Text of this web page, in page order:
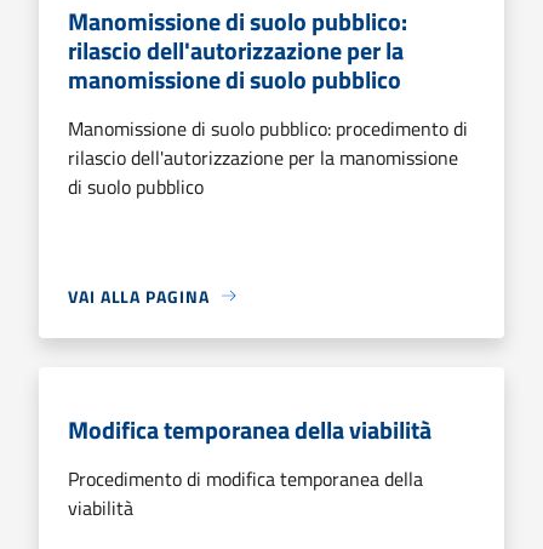
Manomissione di suolo pubblico:
rilascio dell'autorizzazione per la
manomissione di suolo pubblico
Manomissione di suolo pubblico: procedimento di
rilascio dell'autorizzazione per la manomissione
di suolo pubblico
VAI ALLA PAGINA
Modifica temporanea della viabilità
Procedimento di modifica temporanea della
viabilità